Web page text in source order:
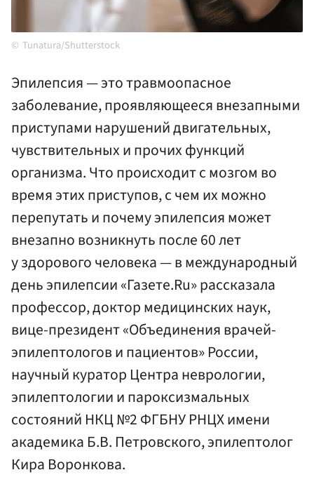
Tunatura/Shutterstock
Эпилепсия — это травмоопасное
заболевание, проявляющееся внезапными
приступами нарушений двигательных,
чувствительных и прочих функций
организма. Что происходит с мозгом во
время этих приступов, с чем их можно
перепутать и почему эпилепсия может
внезапно возникнуть после 60 лет
у здорового человека — в международный
день эпилепсии «Газете.Ru» рассказала
профессор, доктор медицинских наук,
вице-президент «Объединения врачей-
эпилептологов и пациентов» России,
научный куратор Центра неврологии,
эпилептологии и пароксизмальных
состояний НКЦ №2 ФГБНУ РНЦХ имени
академика Б.В. Петровского, эпилептолог
Кира Воронкова.